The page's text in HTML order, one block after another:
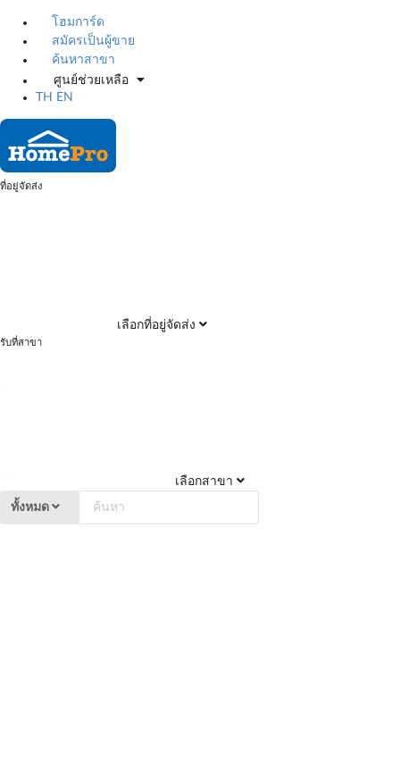
โฮมการ์ด
สมัครเป็นผู้ขาย
ค้นหาสาขา
ศูนย์ช่วยเหลือ
TH
EN
ที่อยู่จัดส่ง
เลือกที่อยู่จัดส่ง
รับที่สาขา
เลือกสาขา
ทั้งหมด